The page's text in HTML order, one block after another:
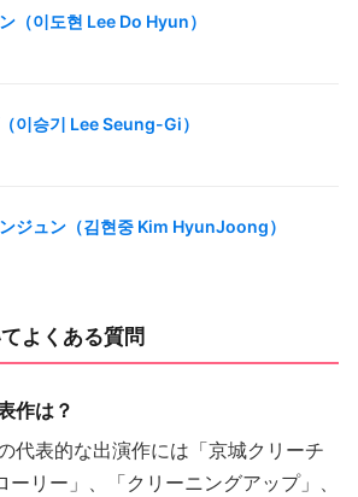
（이도현 Lee Do Hyun）
이승기 Lee Seung-Gi）
ジュン（김현중 Kim HyunJoong）
よくある質問
作は？
代表的な出演作には「京城クリーチ
ーリー」、「クリーニングアップ」、